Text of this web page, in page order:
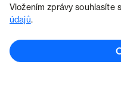
Vložením zprávy souhlasíte
údajů.